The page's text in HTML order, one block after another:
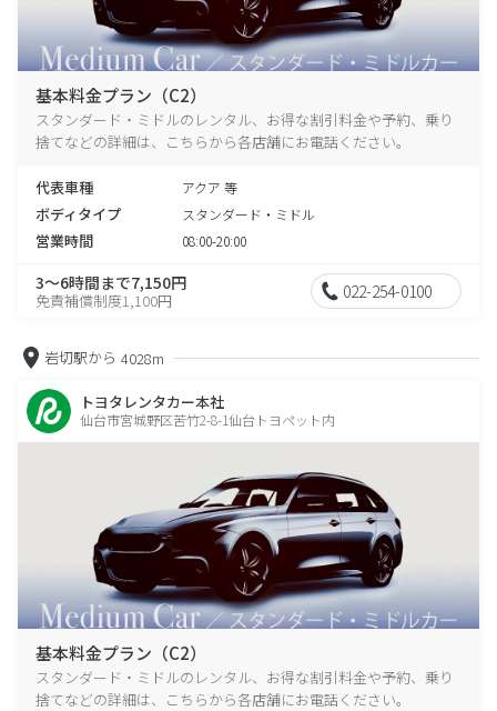
基本料金プラン（C2）
スタンダード・ミドルのレンタル、お得な割引料金や予約、乗り
捨てなどの詳細は、こちらから各店舗にお電話ください。
代表車種 アクア 等
ボディタイプ スタンダード・ミドル
営業時間 08:00-20:00
3～6時間まで7,150円
免責補償制度1,100円 022-254-0100
岩切駅から 4028m
トヨタレンタカー本社
仙台市宮城野区苦竹2-8-1仙台トヨペット内
基本料金プラン（C2）
スタンダード・ミドルのレンタル、お得な割引料金や予約、乗り
捨てなどの詳細は、こちらから各店舗にお電話ください。